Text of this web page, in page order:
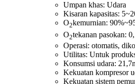
Umpan khas: Udara
Kisaran kapasitas:
O2kemurnian:
O2tekanan pasokan:
Operasi: otomatis,
Utilitas: Untuk
Konsumsi udara:
Kekuatan kompresor
Kekuatan sistem